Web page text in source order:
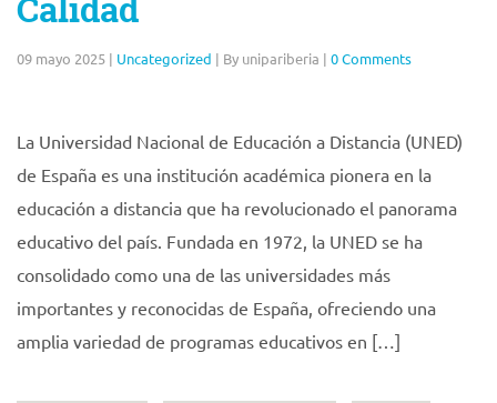
Calidad
09 mayo 2025 | Uncategorized | By unipariberia | 0 Comments
La Universidad Nacional de Educación a Distancia (UNED)
de España es una institución académica pionera en la
educación a distancia que ha revolucionado el panorama
educativo del país. Fundada en 1972, la UNED se ha
consolidado como una de las universidades más
importantes y reconocidas de España, ofreciendo una
amplia variedad de programas educativos en […]